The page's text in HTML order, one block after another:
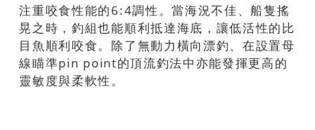
注重咬食性能的6:4調性。當海況不佳、船隻搖
晃之時，釣組也能順利抵達海底，讓低活性的比
目魚順利咬食。除了無動力橫向漂釣、在設置母
線瞄準pin point的頂流釣法中亦能發揮更高的
靈敏度與柔軟性。